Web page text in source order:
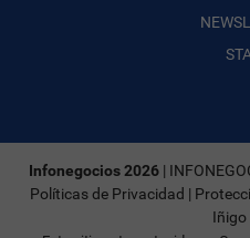
Infonegocios 2026 |
Políticas de Privacidad |
Iñigo